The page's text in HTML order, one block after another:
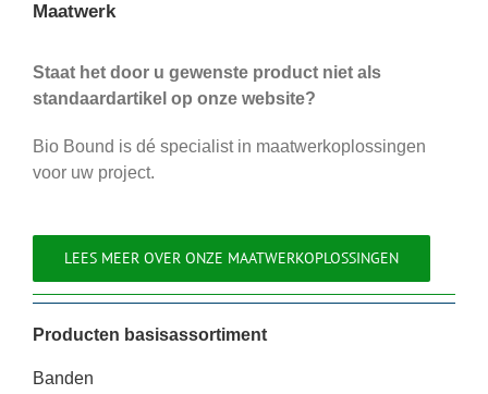
Maatwerk
Staat het door u gewenste product niet als
standaardartikel op onze website?
Bio Bound is dé specialist in maatwerkoplossingen
voor uw project.
LEES MEER OVER ONZE MAATWERKOPLOSSINGEN
Producten basisassortiment
Banden